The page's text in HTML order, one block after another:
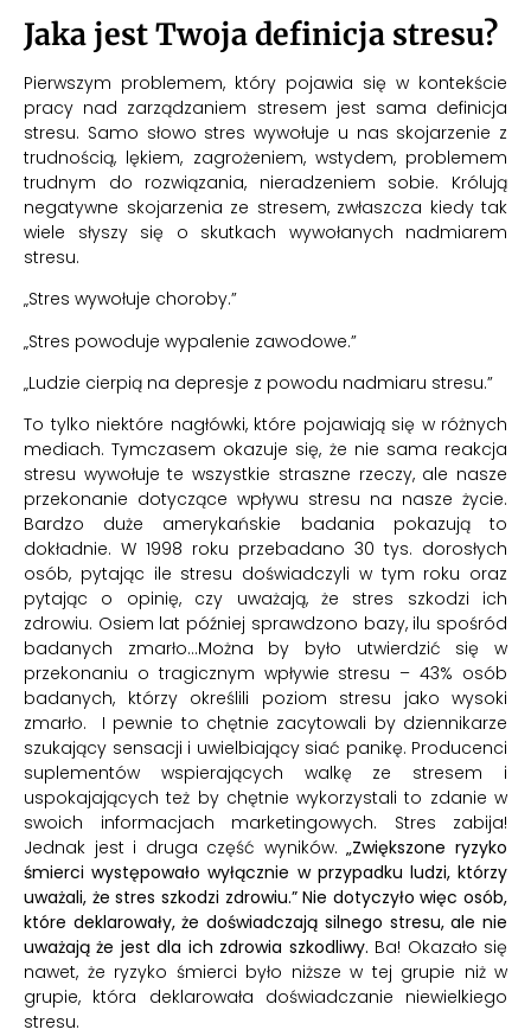
Jaka jest Twoja definicja stresu?
Pierwszym problemem, który pojawia się w kontekście
pracy nad zarządzaniem stresem jest sama definicja
stresu. Samo słowo stres wywołuje u nas skojarzenie z
trudnością, lękiem, zagrożeniem, wstydem, problemem
trudnym do rozwiązania, nieradzeniem sobie. Królują
negatywne skojarzenia ze stresem, zwłaszcza kiedy tak
wiele słyszy się o skutkach wywołanych nadmiarem
stresu.
„Stres wywołuje choroby.”
„Stres powoduje wypalenie zawodowe.”
„Ludzie cierpią na depresje z powodu nadmiaru stresu.”
To tylko niektóre nagłówki, które pojawiają się w różnych
mediach. Tymczasem okazuje się, że nie sama reakcja
stresu wywołuje te wszystkie straszne rzeczy, ale nasze
przekonanie dotyczące wpływu stresu na nasze życie.
Bardzo duże amerykańskie badania pokazują to
dokładnie. W 1998 roku przebadano 30 tys. dorosłych
osób, pytając ile stresu doświadczyli w tym roku oraz
pytając o opinię, czy uważają, że stres szkodzi ich
zdrowiu. Osiem lat później sprawdzono bazy, ilu spośród
badanych zmarło…Można by było utwierdzić się w
przekonaniu o tragicznym wpływie stresu – 43% osób
badanych, którzy określili poziom stresu jako wysoki
zmarło. I pewnie to chętnie zacytowali by dziennikarze
szukający sensacji i uwielbiający siać panikę. Producenci
suplementów wspierających walkę ze stresem i
uspokajających też by chętnie wykorzystali to zdanie w
swoich informacjach marketingowych. Stres zabija!
Jednak jest i druga część wyników.„Zwiększone ryzyko
śmierci występowało wyłącznie w przypadku ludzi, którzy
uważali, że stres szkodzi zdrowiu.” Nie dotyczyło więc osób,
które deklarowały, że doświadczają silnego stresu, ale nie
uważają że jest dla ich zdrowia szkodliwy. Ba! Okazało się
nawet, że ryzyko śmierci było niższe w tej grupie niż w
grupie, która deklarowała doświadczanie niewielkiego
stresu.